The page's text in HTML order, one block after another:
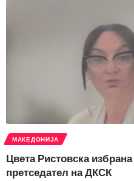
МАКЕДОНИЈА
Цвета Ристовска
претседател на ДКСК